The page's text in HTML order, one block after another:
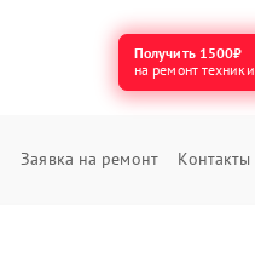
Получить 1500₽
на ремонт техники
Заявка на ремонт Контакты